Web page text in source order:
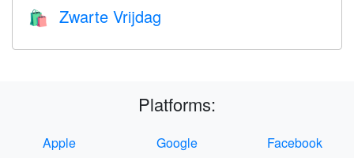
🛍 Zwarte Vrijdag
Platforms:
Apple Google
Facebook